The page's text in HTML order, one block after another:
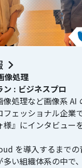
像処理
ン : ビジネスプロ
像処理など画像系 AI
フェッショナル企業
様』にインタビュー
を導入するまで
多い組織体系の中で